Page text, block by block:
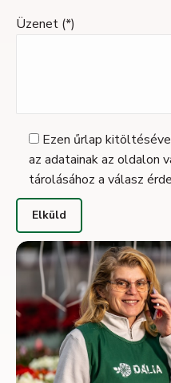
Üzenet (*)
Ezen űrlap
az adatainak az oldalon
tárolásához a válasz